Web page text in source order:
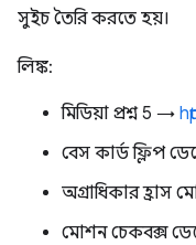
সুইচ তৈরি করতে হয়।
লিঙ্ক:
মিডিয়া প্রশ্ন 5 →
বেস কার্ড ফ্লিপ
অগ্রাধিকার
মোশন চেকবক্স